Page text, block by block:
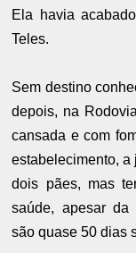
Ela havia
Teles.
Sem destino
depois, na
cansada e com
estabelecimento, a
dois pães, mas
saúde, apesar da
são quase 50 dias